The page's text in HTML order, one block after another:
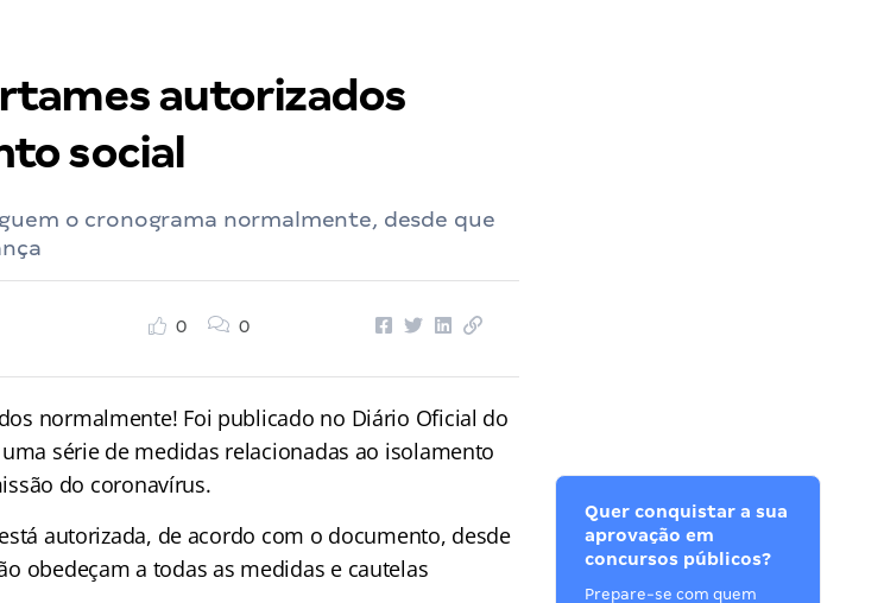
autorizados
social
o cronograma normalmente, desde que
0 0
normalmente! Foi publicado no Diário Oficial do
série de medidas relacionadas ao isolamento
do coronavírus.
autorizada, de acordo com o documento, desde
obedeçam a todas as medidas e cautelas
Quer conquistar a sua
aprovação em
concursos públicos?
Prepare-se com quem